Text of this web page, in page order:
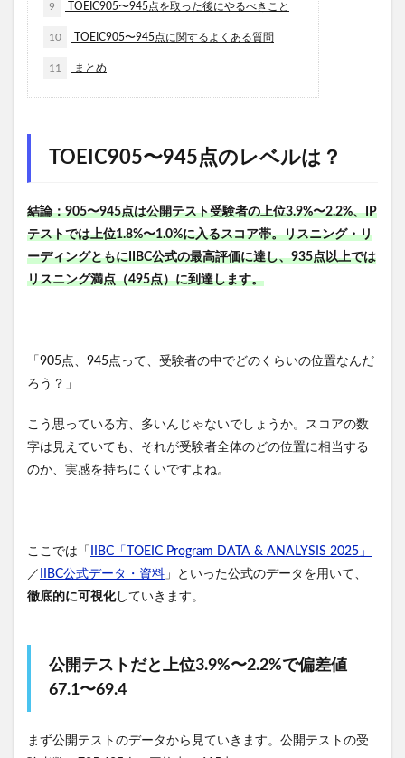
9 TOEIC905〜945点を取った後にやるべきこと
10 TOEIC905〜945点に関するよくある質問
11 まとめ
TOEIC905〜945点のレベルは？
結論：905〜945点は公開テスト受験者の上位3.9%〜2.2%、IP
テストでは上位1.8%〜1.0%に入るスコア帯。リスニング・リ
ーディングともにIIBC公式の最高評価に達し、935点以上では
リスニング満点（495点）に到達します。
「905点、945点って、受験者の中でどのくらいの位置なんだ
ろう？」
こう思っている方、多いんじゃないでしょうか。スコアの数
字は見えていても、それが受験者全体のどの位置に相当する
のか、実感を持ちにくいですよね。
ここでは「
IIBC「TOEIC Program DATA & ANALYSIS 2025」
／
IIBC公式データ・資料 」といった公式のデータを用いて、
徹底的に可視化していきます。
公開テストだと上位3.9%〜2.2%で偏差値
67.1〜69.4
まず公開テストのデータから見ていきます。公開テストの受